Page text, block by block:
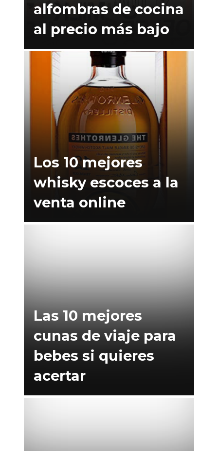
alfombras de cocina
al precio más bajo
Los 10 mejores
whisky escoces a la
venta online
Las 10 mejores
cunas de viaje para
bebes si quieres
acertar